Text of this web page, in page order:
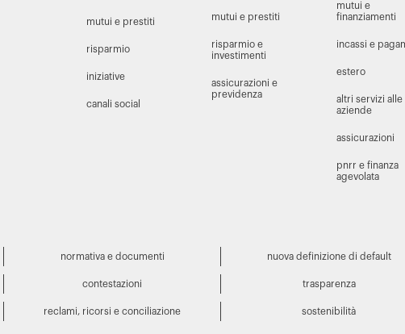
mutui e prestiti
risparmio
iniziative
canali social
mutui e prestiti
risparmio e
investimenti
assicurazioni e
previdenza
mutui e
finanziamenti
incassi e
estero
altri servizi alle
aziende
assicurazioni
pnrr e finanza
agevolata
normativa e documenti nuova definizione di default
contestazioni trasparenza
reclami, ricorsi e conciliazione sostenibilità